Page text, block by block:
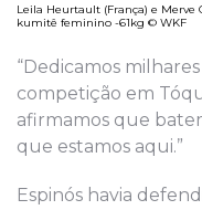
Leila Heurtault (França) e
kumitê feminino -61kg © WKF
“Dedicamos
competição em
afirmamos que
que estamos aqui.”
Espinós havia